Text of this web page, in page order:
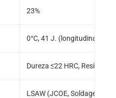
23%
0°C, 41 J. (longitudinal), 27
Dureza ≤22 HRC,
LSAW (JCOE, Soldagem